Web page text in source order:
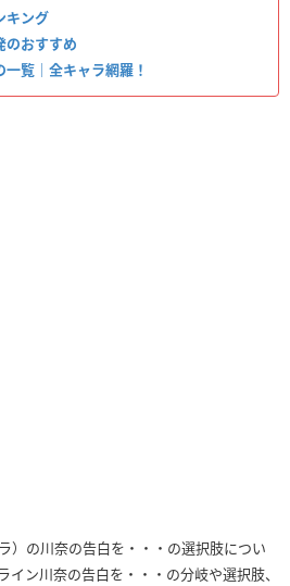
キング
のおすすめ
覧｜全キャラ網羅！
）の川奈の告白を・・・の選択肢につい
イン川奈の告白を・・・の分岐や選択肢、